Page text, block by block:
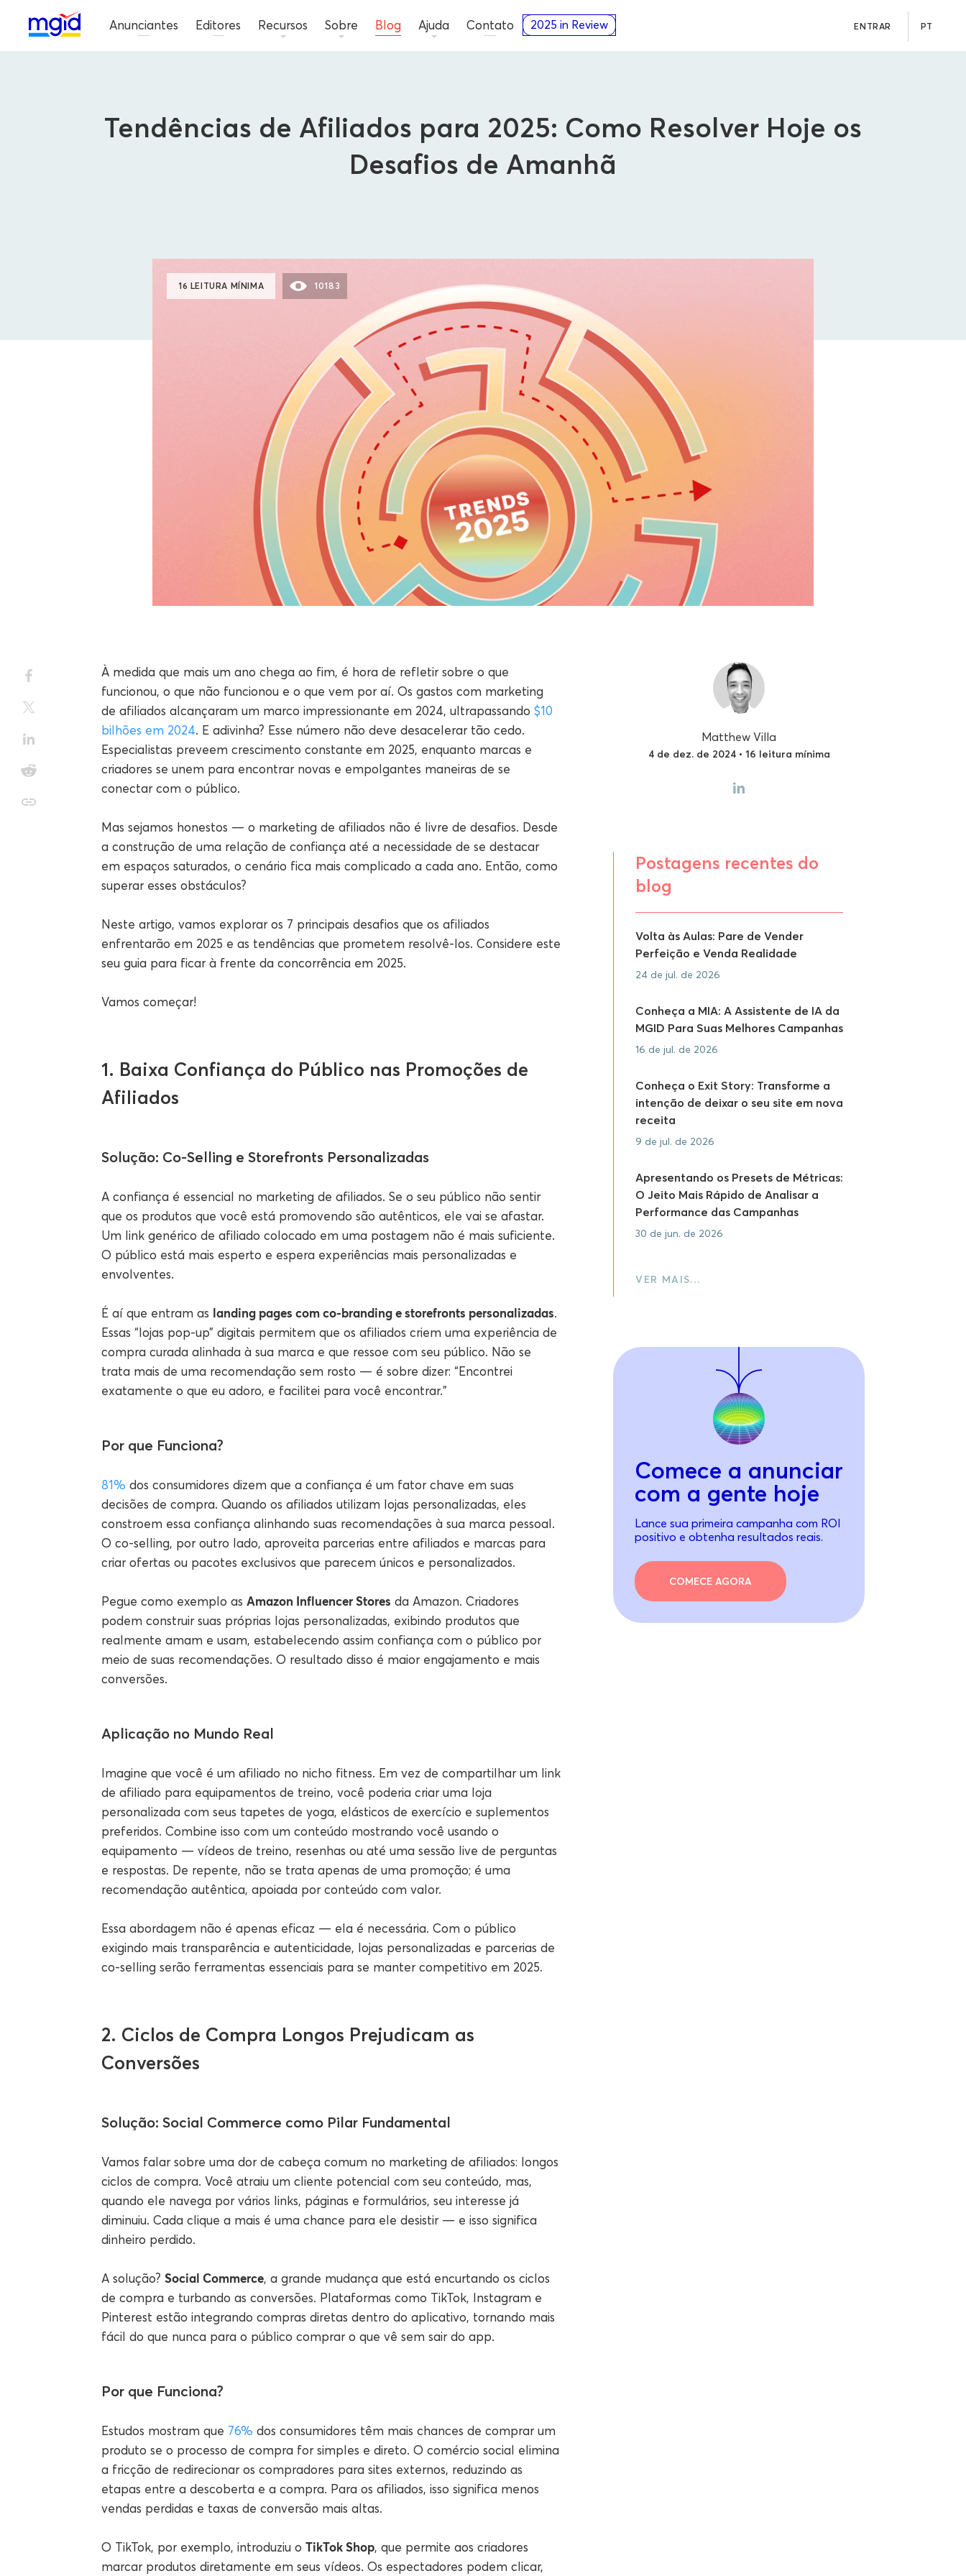
Anunciantes Editores Recursos Sobre Blog Ajuda Contato 2025 in Review ENTRAR PT
Tendências de Afiliados para 2025: Como Resolver Hoje os
Desafios de Amanhã
16 LEITURA MÍNIMA 10183
À medida que mais um ano chega ao fim, é hora de refletir sobre o que
funcionou, o que não funcionou e o que vem por aí. Os gastos com marketing
de afiliados alcançaram um marco impressionante em 2024, ultrapassando $10
bilhões em 2024. E adivinha? Esse número não deve desacelerar tão cedo.
Especialistas preveem crescimento constante em 2025, enquanto marcas e
criadores se unem para encontrar novas e empolgantes maneiras de se
conectar com o público.
Mas sejamos honestos — o marketing de afiliados não é livre de desafios. Desde
a construção de uma relação de confiança até a necessidade de se destacar
em espaços saturados, o cenário fica mais complicado a cada ano. Então, como
superar esses obstáculos?
Neste artigo, vamos explorar os 7 principais desafios que os afiliados
enfrentarão em 2025 e as tendências que prometem resolvê-los. Considere este
seu guia para ficar à frente da concorrência em 2025.
Vamos começar!
1. Baixa Confiança do Público nas Promoções de
Afiliados
Solução: Co-Selling e Storefronts Personalizadas
A confiança é essencial no marketing de afiliados. Se o seu público não sentir
que os produtos que você está promovendo são autênticos, ele vai se afastar.
Um link genérico de afiliado colocado em uma postagem não é mais suficiente.
O público está mais esperto e espera experiências mais personalizadas e
envolventes.
É aí que entram as landing pages com co-branding e storefronts personalizadas.
Essas “lojas pop-up” digitais permitem que os afiliados criem uma experiência de
compra curada alinhada à sua marca e que ressoe com seu público. Não se
trata mais de uma recomendação sem rosto — é sobre dizer: “Encontrei
exatamente o que eu adoro, e facilitei para você encontrar.”
Por que Funciona?
81% dos consumidores dizem que a confiança é um fator chave em suas
decisões de compra. Quando os afiliados utilizam lojas personalizadas, eles
constroem essa confiança alinhando suas recomendações à sua marca pessoal.
O co-selling, por outro lado, aproveita parcerias entre afiliados e marcas para
criar ofertas ou pacotes exclusivos que parecem únicos e personalizados.
Pegue como exemplo as Amazon Influencer Stores da Amazon. Criadores
podem construir suas próprias lojas personalizadas, exibindo produtos que
realmente amam e usam, estabelecendo assim confiança com o público por
meio de suas recomendações. O resultado disso é maior engajamento e mais
conversões.
Aplicação no Mundo Real
Imagine que você é um afiliado no nicho fitness. Em vez de compartilhar um link
de afiliado para equipamentos de treino, você poderia criar uma loja
personalizada com seus tapetes de yoga, elásticos de exercício e suplementos
preferidos. Combine isso com um conteúdo mostrando você usando o
equipamento — vídeos de treino, resenhas ou até uma sessão live de perguntas
e respostas. De repente, não se trata apenas de uma promoção; é uma
recomendação autêntica, apoiada por conteúdo com valor.
Essa abordagem não é apenas eficaz — ela é necessária. Com o público
exigindo mais transparência e autenticidade, lojas personalizadas e parcerias de
co-selling serão ferramentas essenciais para se manter competitivo em 2025.
2. Ciclos de Compra Longos Prejudicam as
Conversões
Solução: Social Commerce como Pilar Fundamental
Vamos falar sobre uma dor de cabeça comum no marketing de afiliados: longos
ciclos de compra. Você atraiu um cliente potencial com seu conteúdo, mas,
quando ele navega por vários links, páginas e formulários, seu interesse já
diminuiu. Cada clique a mais é uma chance para ele desistir — e isso significa
dinheiro perdido.
A solução? Social Commerce, a grande mudança que está encurtando os ciclos
de compra e turbando as conversões. Plataformas como TikTok, Instagram e
Pinterest estão integrando compras diretas dentro do aplicativo, tornando mais
fácil do que nunca para o público comprar o que vê sem sair do app.
Por que Funciona?
Estudos mostram que 76% dos consumidores têm mais chances de comprar um
produto se o processo de compra for simples e direto. O comércio social elimina
a fricção de redirecionar os compradores para sites externos, reduzindo as
etapas entre a descoberta e a compra. Para os afiliados, isso significa menos
vendas perdidas e taxas de conversão mais altas.
O TikTok, por exemplo, introduziu o TikTok Shop, que permite aos criadores
marcar produtos diretamente em seus vídeos. Os espectadores podem clicar,
Matthew Villa
4 de dez. de 2024 • 16 leitura mínima
Postagens recentes do
blog
Volta às Aulas: Pare de Vender
Perfeição e Venda Realidade
24 de jul. de 2026
Conheça a MIA: A Assistente de IA da
MGID Para Suas Melhores Campanhas
16 de jul. de 2026
Conheça o Exit Story: Transforme a
intenção de deixar o seu site em nova
receita
9 de jul. de 2026
Apresentando os Presets de Métricas:
O Jeito Mais Rápido de Analisar a
Performance das Campanhas
30 de jun. de 2026
VER MAIS…
Comece a anunciar
com a gente hoje
Lance sua primeira campanha com ROI
positivo e obtenha resultados reais.
COMECE AGORA